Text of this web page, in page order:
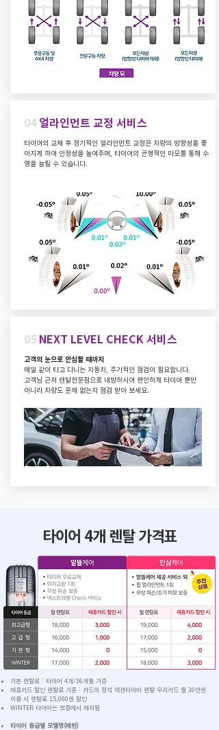
04얼라인먼트 교정 서비스
타이어의 교체 후 정기적인 얼라인먼트 교정은 차량의 방향성을 좋
아지게 하여 안정성을 높여주며, 타이어의 균형적인 마모를 통해 수
명을 늘릴 수 있습니다.
05 NEXT LEVEL CHECK 서비스
고객의 눈으로 안심할 때까지
매일 같이 타고 다니는 자동차, 주기적인 점검이 필요합니다.
고객님 근처 렌탈전문점으로 내방하시어 편안하게 타이어 뿐만
아니라 차량도 문제 없는지 점검 받아 보세요.
타이어 4개 렌탈 가격표
기본 렌탈료 : 타이어 4개/36개월 기준
제휴카드 할인 렌탈료 기준 : 카드의 정석 넥센타이어 렌탈 우리카드 월 30만원
이용 시 렌탈료 15,000원 할인
WINTER 타이어는 보증에서 제외됨
타이어 등급별 모델명(패턴)